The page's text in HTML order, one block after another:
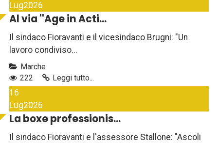
Lug2026
Al via ''Age in Acti...
Il sindaco Fioravanti e il vicesindaco Brugni: "Un
lavoro condiviso...
Marche
222
Leggi tutto...
16
Lug2026
La boxe professionis...
Il sindaco Fioravanti e l'assessore Stallone: "Ascoli